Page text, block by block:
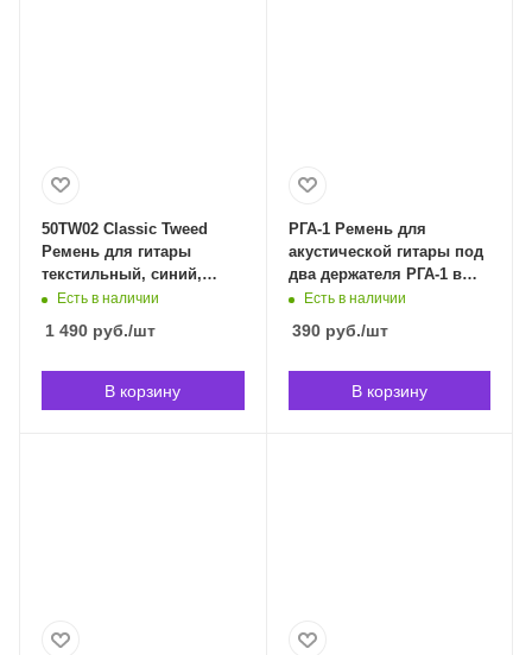
50TW02 Classic Tweed
Ремень для гитары
текстильный, синий,
Planet Waves 50TW02 в
Есть в наличии
1 490 руб./шт
В корзину
РГА-1 Ремень для
акустической гитары под
два держателя РГА-1 в
Владивостоке
Есть в наличии
390руб./шт
В корзину